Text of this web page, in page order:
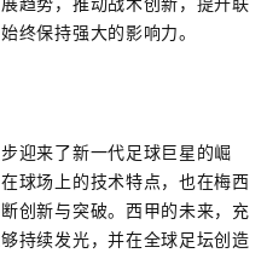
终保持强大的影响力。
迎来了新一代足球巨星的崛
球场上的技术特点，也在梅西
创新与突破。西甲的未来，充
持续发光，并在全球足坛创造